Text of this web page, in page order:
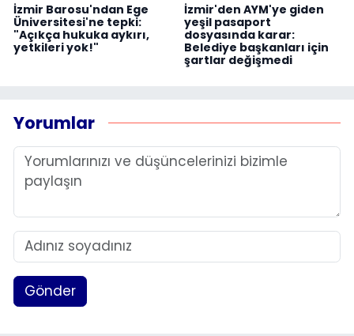
İzmir Barosu'ndan Ege
Üniversitesi'ne tepki:
"Açıkça hukuka aykırı,
yetkileri yok!"
İzmir'den AYM'ye giden
yeşil pasaport
dosyasında karar:
Belediye başkanları için
şartlar değişmedi
Yorumlar
Gönder